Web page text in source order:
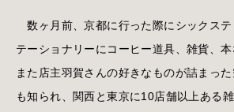
数ヶ月前、京都に行った際にシックステ
テーショナリーにコーヒー道具、雑貨、
また店主羽賀さんの好きなものが詰まっ
も知られ、関西と東京に10店舗以上ある